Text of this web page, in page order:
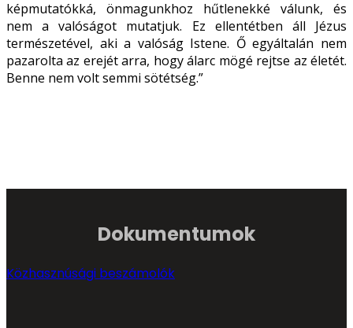
képmutatókká, önmagunkhoz hűtlenekké válunk, és
nem a valóságot mutatjuk. Ez ellentétben áll Jézus
természetével, aki a valóság Istene. Ő egyáltalán nem
pazarolta az erejét arra, hogy álarc mögé rejtse az életét.
Benne nem volt semmi sötétség.”
Dokumentumok
Közhasznúsági beszámolók